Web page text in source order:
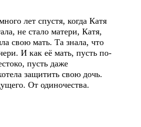
лет спустя, когда Катя
не стало матери, Катя,
свою мать. Та знала, что
И как её мать, пусть по-
пусть даже
защитить свою дочь.
От одиночества.